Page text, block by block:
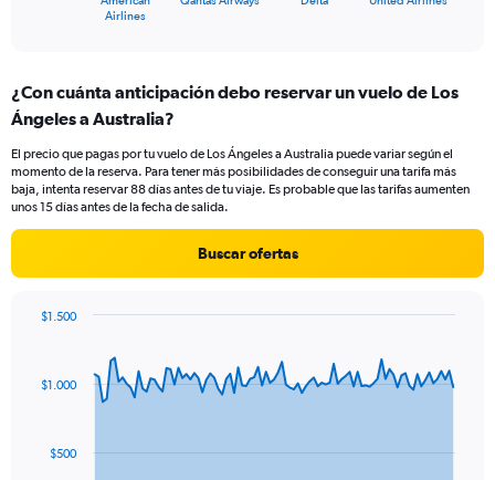
Range:
4
The
chart
has
1
values.
Range:
30.
Airlines
¿Con cuánta anticipación debo reservar un vuelo de Los
Ángeles a Australia?
El precio que pagas por tu vuelo de Los Ángeles a Australia puede variar según el
momento de la reserva. Para tener más posibilidades de conseguir una tarifa más
baja, intenta reservar 88 días antes de tu viaje. Es probable que las tarifas aumenten
unos 15 días antes de la fecha de salida.
Buscar ofertas
data
The$500
$1.000
$1.500